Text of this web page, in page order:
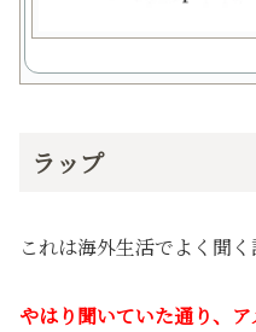
ラップ
これは海外生活でよく聞
やはり聞いていた通り、